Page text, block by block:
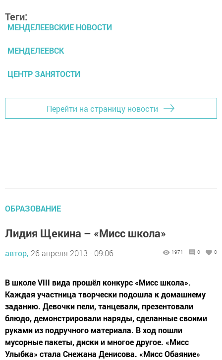
Теги:
МЕНДЕЛЕЕВСКИЕ НОВОСТИ
МЕНДЕЛЕЕВСК
ЦЕНТР ЗАНЯТОСТИ
Перейти на страницу новости
ОБРАЗОВАНИЕ
Лидия Щекина – «Мисс школа»
автор, 26 апреля 2013 - 09:06 1971 0 0
В школе VIII вида прошёл конкурс «Мисс школа».
Каждая участница творчески подошла к домашнему
заданию. Девочки пели, танцевали, презентовали
блюдо, демонстрировали наряды, сделанные своими
руками из подручного материала. В ход пошли
мусорные пакеты, диски и многое другое. «Мисс
Улыбка» стала Снежана Денисова. «Мисс Обаяние»